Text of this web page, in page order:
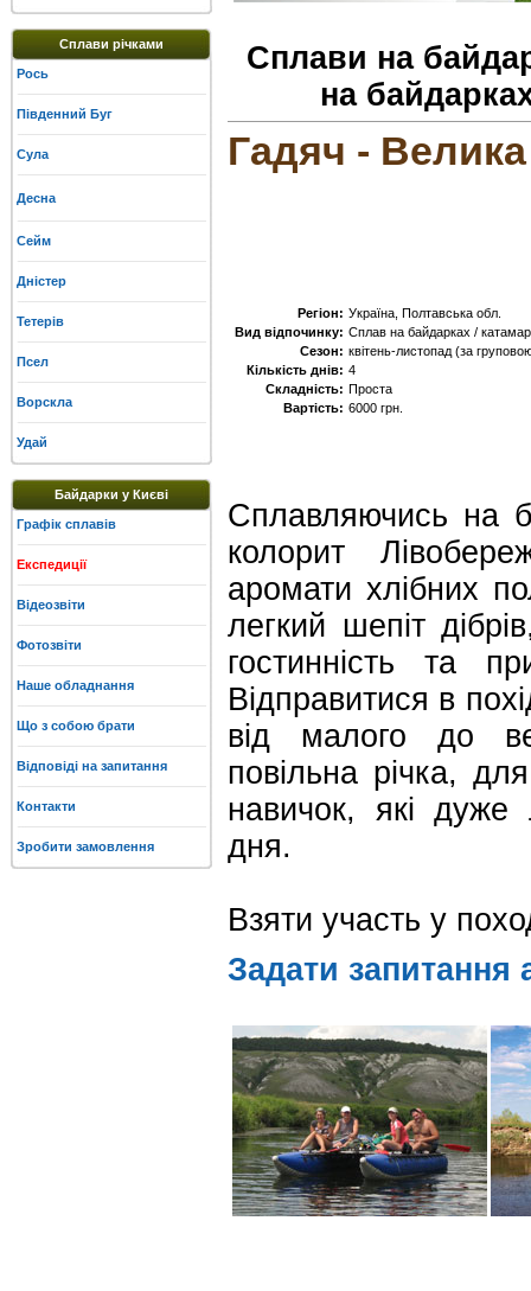
Сплави річками
Рось
Південний Буг
Сула
Десна
Сейм
Дністер
Тетерів
Псел
Ворскла
Удай
Байдарки у Києві
Графік сплавів
Експедиції
Відеозвіти
Фотозвіти
Наше обладнання
Що з собою брати
Відповіді на запитання
Контакти
Зробити замовлення
Сплави на
на
Гадяч - Велика
Регіон: Україна, Полтавська обл.
Вид відпочинку: Сплав на байдарках /
Сезон: квітень-листопад (за
Кількість днів: 4
Складність: Проста
Вартість: 6000 грн.
Сплавляючись на
колорит
аромати хлібних
легкий шепіт
гостинність та
Відправитися в
від малого до
повільна річка,
навичок, які
дня.
Взяти участь у
Задати запитання